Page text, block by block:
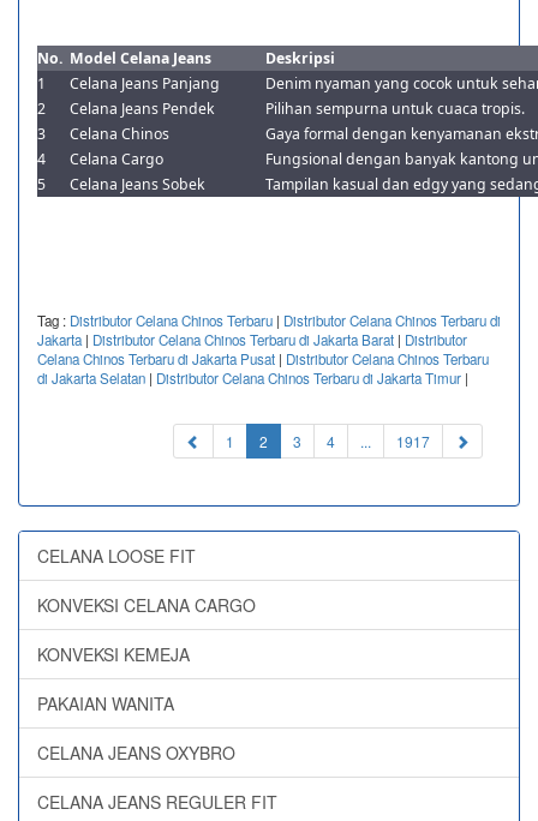
No. Model Celana Jeans
Deskripsi
1
Celana Jeans Panjang
Denim nyaman yang cocok untuk
2
Celana Jeans Pendek
Pilihan sempurna untuk cuaca tropis.
3
Celana Chinos
Gaya formal dengan kenyamanan
4
Celana Cargo
Fungsional dengan banyak kantong
5
Celana Jeans Sobek Tampilan kasual dan edgy yang
Tag : Distributor Celana Chinos Terbaru | Distributor Celana Chinos Terbaru di
Jakarta | Distributor Celana Chinos Terbaru di Jakarta Barat | Distributor
Celana Chinos Terbaru di Jakarta Pusat | Distributor Celana Chinos Terbaru
di Jakarta Selatan | Distributor Celana Chinos Terbaru di Jakarta Timur |
1 2 (current)
3 4 ... 1917
CELANA LOOSE FIT
KONVEKSI CELANA CARGO
KONVEKSI KEMEJA
PAKAIAN WANITA
CELANA JEANS OXYBRO
CELANA JEANS REGULER FIT